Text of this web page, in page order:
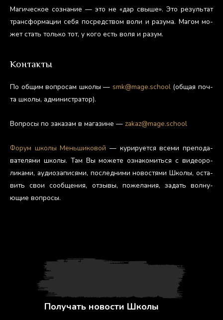
Ма­гичес­кое соз­на­ние — это не «дар свы­ше». Это ре­зуль­тат
тран­сфор­ма­ции се­бя пос­редс­твом во­ли и ра­зума. Ма­гом мо­
жет стать толь­ко тот, у ко­го есть во­ля и ра­зум.
Контакты
По об­щим воп­ро­сам шко­лы — smk@mage.school(об­щая поч­
та шко­лы, ад­ми­нис­тра­тор).
Воп­ро­сы по за­казам в ма­гази­не — zakaz@mage.school
Фо­рум шко­лы Мень­ши­ковой — ку­риру­ет­ся все­ми пре­пода­
вате­лями шко­лы. Там Вы мо­жете оз­на­комить­ся с ви­де­оро­
лика­ми, а­уди­оза­пися­ми, пос­ледни­ми но­вос­тя­ми Шко­лы, ос­та­
вить свои со­об­ще­ния, от­зы­вы, по­жела­ния, за­дать вол­ну­
ющие воп­ро­сы.
Получать новости Школы